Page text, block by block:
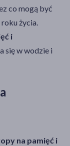
co mogą być
życia.
i
się w wodzie i
na pamięć i